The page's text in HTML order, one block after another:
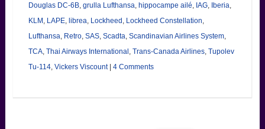
Douglas DC-6B, grulla Lufthansa, hippocampe ailé, IAG, Iberia,
KLM , LAPE, librea, Lockheed , Lockheed Constellation,
Lufthansa, Retro, SAS, Scadta, Scandinavian Airlines System,
TCA, Thai Airways International , Trans-Canada Airlines, Tupolev
Tu-114, Vickers Viscount 4 Comments